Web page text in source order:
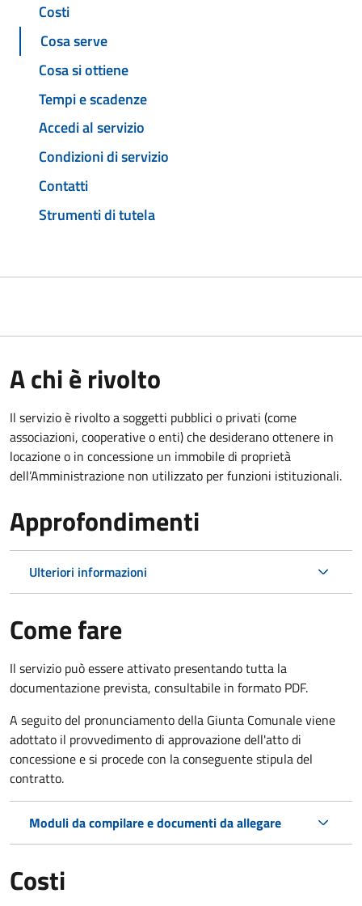
Costi
Cosa serve
Cosa si ottiene
Tempi e scadenze
Accedi al servizio
Condizioni di servizio
Contatti
Strumenti di tutela
A chi è rivolto
Il servizio è rivolto a soggetti pubblici o privati (come
associazioni, cooperative o enti) che desiderano ottenere in
locazione o in concessione un immobile di proprietà
dell’Amministrazione non utilizzato per funzioni istituzionali.
Approfondimenti
Ulteriori informazioni
Come fare
Il servizio può essere attivato presentando tutta la
documentazione prevista, consultabile in formato PDF.
A seguito del pronunciamento della Giunta Comunale viene
adottato il provvedimento di approvazione dell'atto di
concessione e si procede con la conseguente stipula del
contratto.
Moduli da compilare e documenti da allegare
Costi